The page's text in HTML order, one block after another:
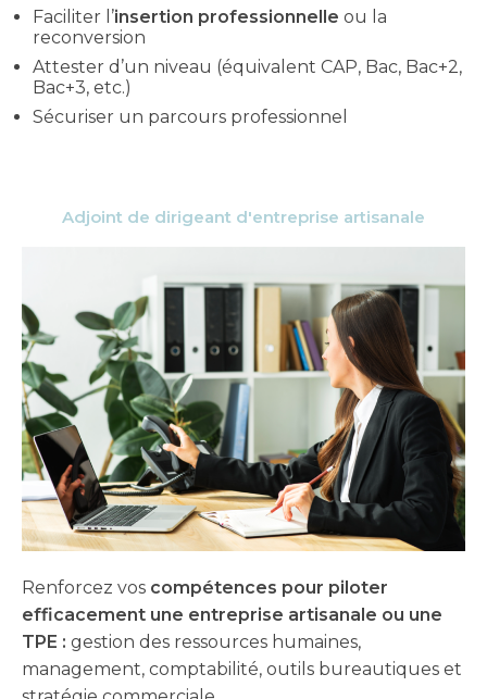
Faciliter l’insertion professionnelle ou la
reconversion
Attester d’un niveau (équivalent CAP, Bac, Bac+2,
Bac+3, etc.)
Sécuriser un parcours professionnel
Adjoint de dirigeant d'entreprise artisanale
Renforcez vos compétences pour piloter
efficacement une entreprise artisanale ou une
TPE : gestion des ressources humaines,
management, comptabilité, outils bureautiques et